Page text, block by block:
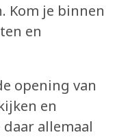
Kom je binnen
en
opening van
en
allemaal